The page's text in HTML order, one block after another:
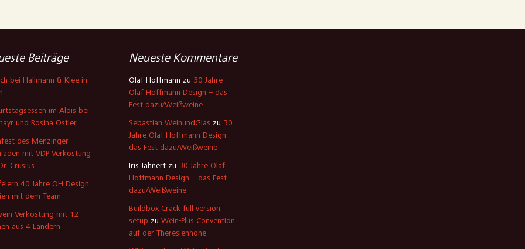
Beiträge
bei Hallmann & Klee in
im Alois bei
und Rosina Ostler
des Menzinger
mit VDP Verkostung
Crusius
40 Jahre OH Design
mit dem Team
Verkostung mit 12
aus 4 Ländern
Neueste Kommentare
Olaf Hoffmann zu 30 Jahre
Olaf Hoffmann Design – das
Fest dazu/Weißweine
Sebastian WeinundGlas zu 30
Jahre Olaf Hoffmann Design –
das Fest dazu/Weißweine
Iris Jähnert zu 30 Jahre Olaf
Hoffmann Design – das Fest
dazu/Weißweine
Buildbox Crack full version
setup zu Wein-Plus Convention
auf der Theresienhöhe